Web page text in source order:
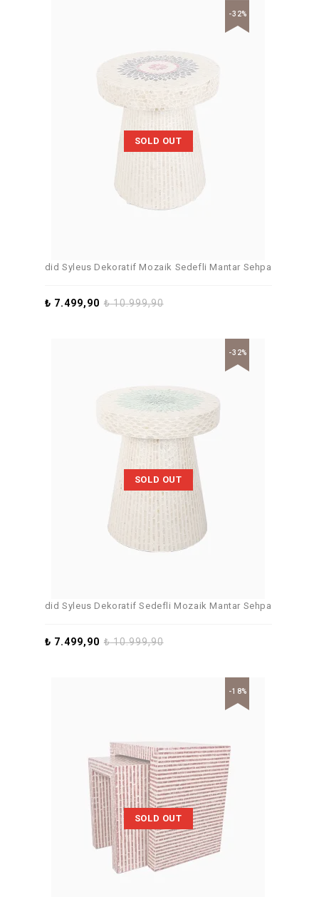
SOLD OUT
-32%
did Syleus Dekoratif Mozaik Sedefli Mantar Sehpa
₺10.999,90
₺ 7.499,90
SOLD OUT
-32%
did Syleus Dekoratif Sedefli Mozaik Mantar Sehpa
₺10.999,90
₺ 7.499,90
SOLD OUT
-18%